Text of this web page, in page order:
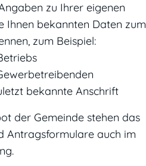
zu Ihrer eigenen
Ihnen bekannten Daten zum
zum Beispiel:
bekannte Anschrift
der Gemeinde stehen das
Antragsformulare auch im